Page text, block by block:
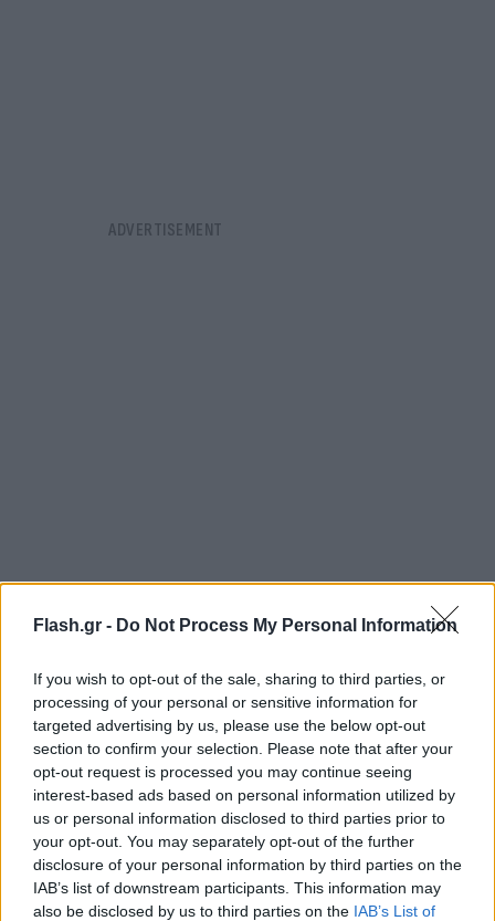
Flash.gr - Do Not Process My Personal Information
If you wish to opt-out of the sale, sharing to third parties, or
processing of your personal or sensitive information for
targeted advertising by us, please use the below opt-out
section to confirm your selection. Please note that after your
opt-out request is processed you may continue seeing
interest-based ads based on personal information utilized by
us or personal information disclosed to third parties prior to
your opt-out. You may separately opt-out of the further
disclosure of your personal information by third parties on the
IAB’s list of downstream participants. This information may
also be disclosed by us to third parties on the IAB’s List of
Επειδή ήξερα για τις εξωσυζυγικές σχέσεις του
πατέρα μου από πάρα πολύ μικρή ηλικία, εμένα με
οδήγησε στο να μη μπορώ να τον αγκαλιάσω.
Ακόμα και σήμερα, δε νιώθω άνετα με την αγκαλιά.
Ντρέπομαι μπροστά στον πατέρα μου και
γενικότερα αυτό μου έχει δημιουργήσει
προβλήματα σε εμένα και στις σχέσεις μου και στο
πώς να αντιμετωπίζω τους άνδρες, πώς να νιώθω
εγώ πιο άνετα… που δεν ένιωθα άνετα για πάρα
πολλά χρόνια».